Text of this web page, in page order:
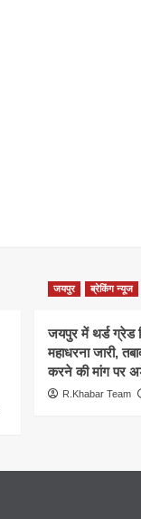
जयपुर ब्रेकिंग न्यूज
जयपुर में थर्ड ग्रेड
महाधरना जारी,
करने की मांग पर
R.Khabar Team